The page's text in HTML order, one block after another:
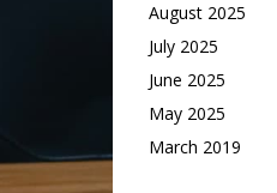
August 2025
July 2025
June 2025
May 2025
March 2019